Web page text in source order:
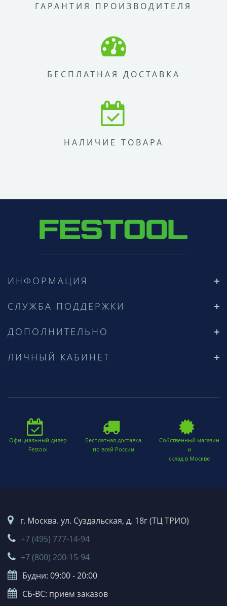
ГАРАНТИЯ ПРОИЗВОДИТЕЛЯ
БЕСПЛАТНАЯ ДОСТАВКА
НАЛИЧИЕ ТОВАРА
ИНФОРМАЦИЯ
СЛУЖБА ПОДДЕРЖКИ
ДОПОЛНИТЕЛЬНО
ЛИЧНЫЙ КАБИНЕТ
Официальный дилер
Festool
Бесплатная доставка
по всей России
Собственный магазин
и
склад в Москве
г. Москва. ул. Суздальская, д. 18г (ТЦ ТРИО)
+7 (495) 777-14-94
+7 (800) 200-15-94
Будни: 09:00 - 20:00
СБ-ВС: прием заказов